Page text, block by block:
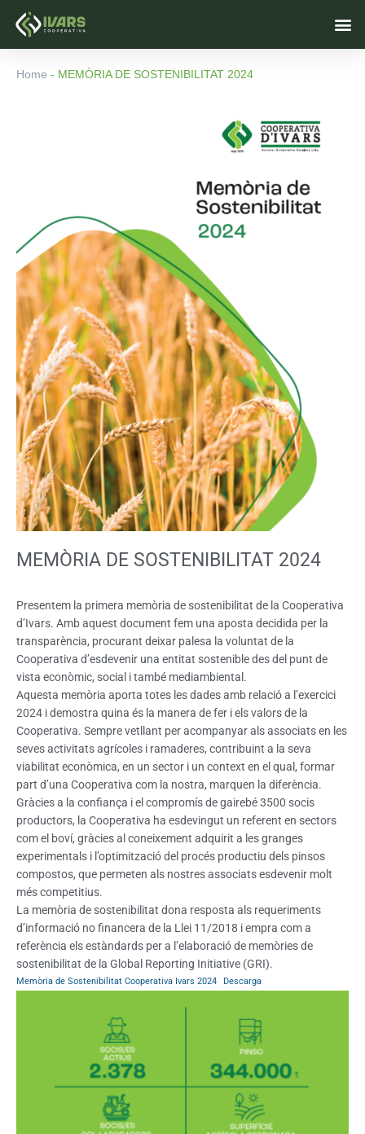
Home - MEMÒRIA DE SOSTENIBILITAT 2024
MEMÒRIA DE SOSTENIBILITAT 2024
Presentem la primera memòria de sostenibilitat de la Cooperativa
d’Ivars. Amb aquest document fem una aposta decidida per la
transparència, procurant deixar palesa la voluntat de la
Cooperativa d’esdevenir una entitat sostenible des del punt de
vista econòmic, social i també mediambiental.
Aquesta memòria aporta totes les dades amb relació a l’exercici
2024 i demostra quina és la manera de fer i els valors de la
Cooperativa. Sempre vetllant per acompanyar als associats en les
seves activitats agrícoles i ramaderes, contribuint a la seva
viabilitat econòmica, en un sector i un context en el qual, formar
part d’una Cooperativa com la nostra, marquen la diferència.
Gràcies a la confiança i el compromís de gairebé 3500 socis
productors, la Cooperativa ha esdevingut un referent en sectors
com el boví, gràcies al coneixement adquirit a les granges
experimentals i l’optimització del procés productiu dels pinsos
compostos, que permeten als nostres associats esdevenir molt
més competitius.
La memòria de sostenibilitat dona resposta als requeriments
d’informació no financera de la Llei 11/2018 i empra com a
referència els estàndards per a l’elaboració de memòries de
sostenibilitat de la Global Reporting Initiative (GRI).
Memòria de Sostenibilitat Cooperativa Ivars 2024 Descarga